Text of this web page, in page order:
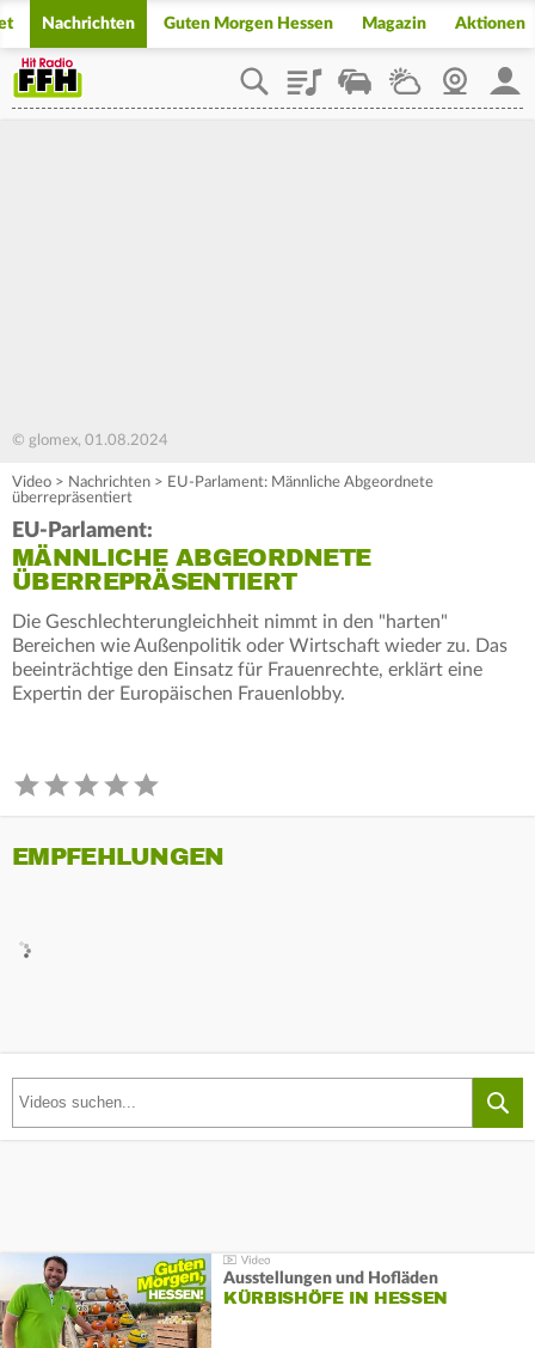
Nachrichten Guten Morgen Hessen Magazin Aktionen
PlaylistStaupilotWetterWebcam
© glomex, 01.08.2024
Video > Nachrichten > EU-Parlament: Männliche Abgeordnete
überrepräsentiert
EU-Parlament:
MÄNNLICHE ABGEORDNETE
ÜBERREPRÄSENTIERT
Die Geschlechterungleichheit nimmt in den "harten"
Bereichen wie Außenpolitik oder Wirtschaft wieder zu. Das
beeinträchtige den Einsatz für Frauenrechte, erklärt eine
Expertin der Europäischen Frauenlobby.
EMPFEHLUNGEN
Ausstellungen und Hofläden
KÜRBISHÖFE IN HESSEN